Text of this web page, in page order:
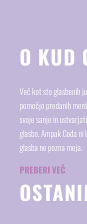
O KUD
Več kot sto glasbenih
pomočjo predanih
svoje sanje in
glasbo. Ampak Coda
glasba ne pozna meja.
PREBERI VEČ